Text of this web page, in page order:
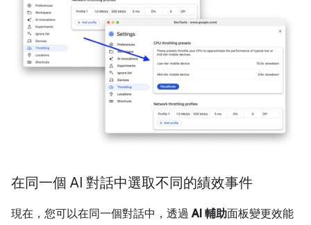
在同一個 AI 對話中選取不同的績效事件
現在，您可以在同一個對話中，透過AI 輔助面板變更效能